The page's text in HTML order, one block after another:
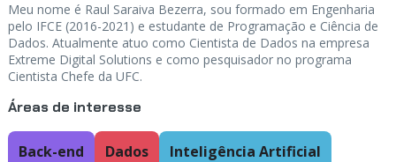
Meu nome é Raul Saraiva Bezerra, sou formado em Engenharia
pelo IFCE (2016-2021) e estudante de Programação e Ciência de
Dados. Atualmente atuo como Cientista de Dados na empresa
Extreme Digital Solutions e como pesquisador no programa
Cientista Chefe da UFC.
Áreas de interesse
Back-end Dados Inteligência Artificial